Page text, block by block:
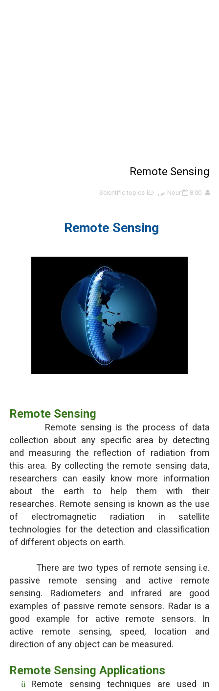
Remote Sensing
Nour 8:00 ص Scientific topics
Remote Sensing
Remote Sensing
Remote sensing is the process of data
collection about any specific area by detecting
and measuring the reflection of radiation from
this area. By collecting the remote sensing data,
researchers can easily know more information
about the earth to help them with their
researches. Remote sensing is known as the use
of electromagnetic radiation in satellite
technologies for the detection and classification
of different objects on earth.
There are two types of remote sensing i.e.
passive remote sensing and active remote
sensing. Radiometers and infrared are good
examples of passive remote sensors. Radar is a
good example for active remote sensors. In
active remote sensing, speed, location and
direction of any object can be measured.
Remote Sensing Applications
ü
Remote sensing techniques are used in